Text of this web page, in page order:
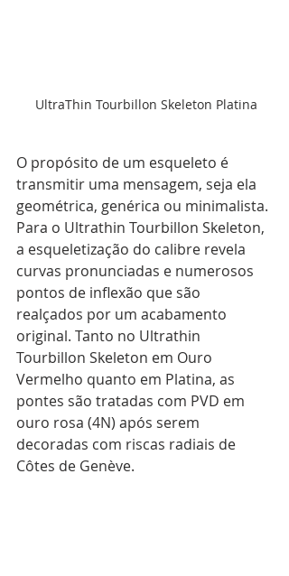
UltraThin Tourbillon Skeleton Platina
O propósito de um esqueleto é
transmitir uma mensagem, seja ela
geométrica, genérica ou minimalista.
Para o Ultrathin Tourbillon Skeleton,
a esqueletização do calibre revela
curvas pronunciadas e numerosos
pontos de inflexão que são
realçados por um acabamento
original. Tanto no Ultrathin
Tourbillon Skeleton em Ouro
Vermelho quanto em Platina, as
pontes são tratadas com PVD em
ouro rosa (4N) após serem
decoradas com riscas radiais de
Côtes de Genève.